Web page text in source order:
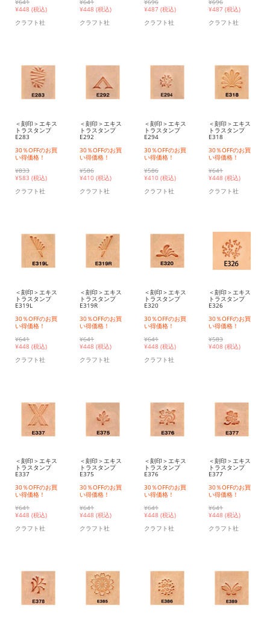
¥641
¥448 (税込)
クラフト社
¥641
¥448 (税込)
クラフト社
¥696
¥487 (税込)
クラフト社
¥696
¥487 (税込)
クラフト社
＜刻印＞エキス
トラスタンプ
E283
30％OFFのお買
い得価格！
¥833
¥583 (税込)
クラフト社
＜刻印＞エキス
トラスタンプ
E292
30％OFFのお買
い得価格！
¥586
¥410 (税込)
クラフト社
＜刻印＞エキス
トラスタンプ
E294
30％OFFのお買
い得価格！
¥586
¥410 (税込)
クラフト社
＜刻印＞エキス
トラスタンプ
E318
30％OFFのお買
い得価格！
¥641
¥448 (税込)
クラフト社
＜刻印＞エキス
トラスタンプ
E319L
30％OFFのお買
い得価格！
¥641
¥448 (税込)
クラフト社
＜刻印＞エキス
トラスタンプ
E319R
30％OFFのお買
い得価格！
¥641
¥448 (税込)
クラフト社
＜刻印＞エキス
トラスタンプ
E320
30％OFFのお買
い得価格！
¥641
¥448 (税込)
クラフト社
＜刻印＞エキス
トラスタンプ
E326
30％OFFのお買
い得価格！
¥583
¥408 (税込)
＜刻印＞エキス
トラスタンプ
E337
30％OFFのお買
い得価格！
¥641
¥448 (税込)
クラフト社
＜刻印＞エキス
トラスタンプ
E375
30％OFFのお買
い得価格！
¥641
¥448 (税込)
クラフト社
＜刻印＞エキス
トラスタンプ
E376
30％OFFのお買
い得価格！
¥641
¥448 (税込)
クラフト社
＜刻印＞エキス
トラスタンプ
E377
30％OFFのお買
い得価格！
¥641
¥448 (税込)
クラフト社